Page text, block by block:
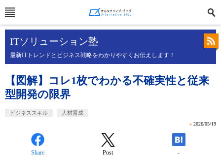
ITソリューション塾
最新ITトレンドとビジネス戦略をわかりやすくお伝えします！
【図解】コレ1枚でわかる不確実性と従来
型開発の限界
ビジネススキル 人材育成
» 2026/05/19
Share Post -